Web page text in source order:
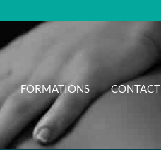
FORMATIONS CONTACT